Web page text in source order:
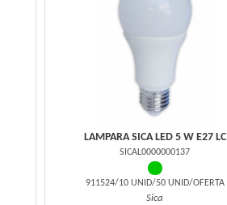
LAMPARA SICA LED 5 W E27 LC
SICAL0000000137
911524/10 UNID/50 UNID/OFERTA
Sica